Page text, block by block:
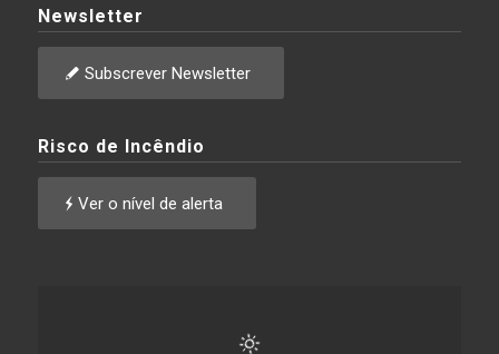
Newsletter
Subscrever Newsletter
Risco de Incêndio
Ver o nível de alerta